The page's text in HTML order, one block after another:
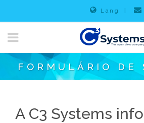
Lang
FORMULÁRIO DE
A C3 Systems